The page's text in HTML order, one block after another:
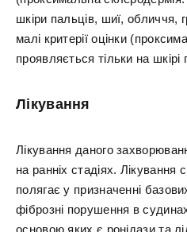
шкіри пальців, шиї, обличчя,
малі критерії оцінки
проявляється тільки на шкірі
Лікування
Лікування даного
на ранніх стадіях. Лікування
полягає у призначенні
фіброзні порушення в
основою яких є ронідази та